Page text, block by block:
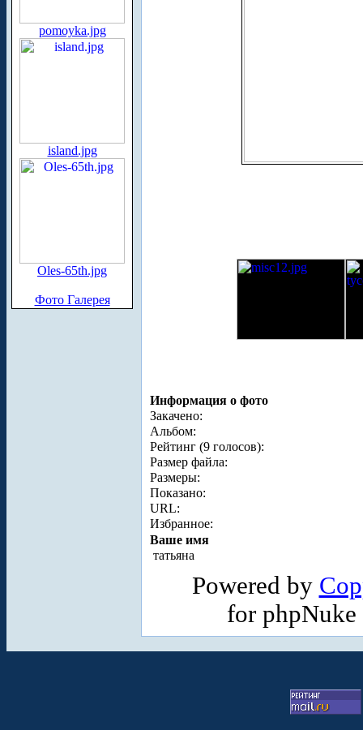
pomoyka.jpg
island.jpg
Oles-65th.jpg
Фото Галерея
Информация о фото
Закачено:
Альбом:
Рейтинг (9 голосов):
Размер файла:
Размеры:
Показано:
URL:
Избранное:
Ваше имя
татьяна
Powered by
for